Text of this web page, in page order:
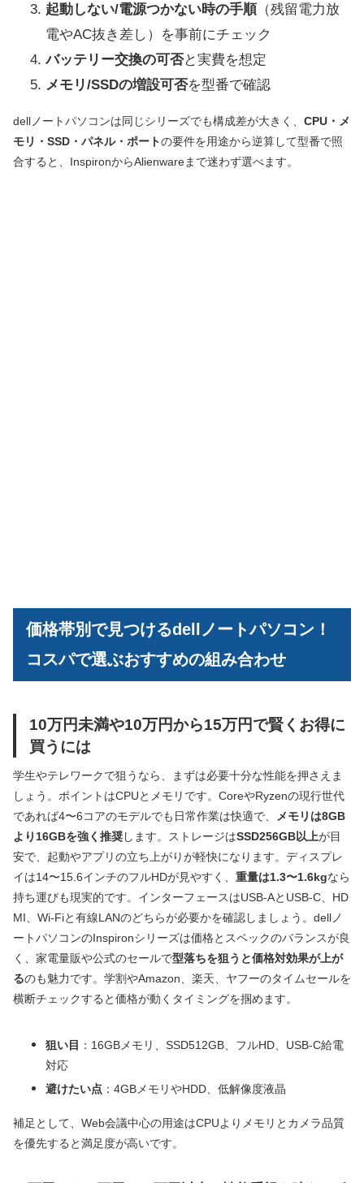
起動しない/電源つかない時の手順（残留電力放
電やAC抜き差し）を事前にチェック
バッテリー交換の可否と実費を想定
メモリ/SSDの増設可否を型番で確認
dellノートパソコンは同じシリーズでも構成差が大きく、 CPU・メ
モリ・SSD・パネル・ポートの要件を用途から逆算して型番で照
合すると、InspironからAlienwareまで迷わず選べます。
価格帯別で見つけるdellノートパソコン！
コスパで選ぶおすすめの組み合わせ
10万円未満や10万円から15万円で賢くお得に
買うには
学生やテレワークで狙うなら、まずは必要十分な性能を押さえま
しょう。ポイントはCPUとメモリです。CoreやRyzenの現行世代
であれば4〜6コアのモデルでも日常作業は快適で、 メモリは8GB
より16GBを強く推奨します。ストレージはSSD256GB以上が目
安で、起動やアプリの立ち上がりが軽快になります。ディスプレ
イは14〜15.6インチのフルHDが見やすく、 重量は1.3〜1.6kgなら
持ち運びも現実的です。インターフェースはUSB-AとUSB-C、HD
MI、Wi‑Fiと有線LANのどちらが必要かを確認しましょう。dellノ
ートパソコンのInspironシリーズは価格とスペックのバランスが良
く、家電量販や公式のセールで型落ちを狙うと価格対効果が上が
るのも魅力です。学割やAmazon、楽天、ヤフーのタイムセールを
横断チェックすると価格が動くタイミングを掴めます。
狙い目 ：16GBメモリ、SSD512GB、フルHD、USB-C給電
対応
避けたい点 ：4GBメモリやHDD、低解像度液晶
補足として、Web会議中心の用途はCPUよりメモリとカメラ品質
を優先すると満足度が高いです。